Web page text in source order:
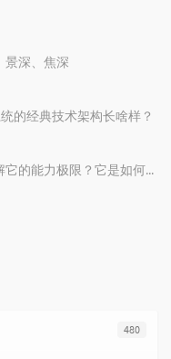
t
l
景深、焦深
的经典技术架构长啥样？
神经网络是什么？如何直观理解它的能力极限？它是如何无限逼近真理？
480